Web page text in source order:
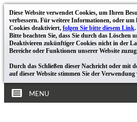
Diese Website verwendet Cookies, um Ihren
verbessern. Für weitere Informationen, oder um
Cookies deaktiviert, folgen Sie bitte diesem Link.
Bitte beachten Sie, dass Sie durch das Löschen
Deaktivieren zukünftiger Cookies nicht in der
Bereiche oder Funktionen unserer Website
Durch das Schließen dieser Nachricht oder mit
auf dieser Website stimmen Sie der Verwendung
MENU